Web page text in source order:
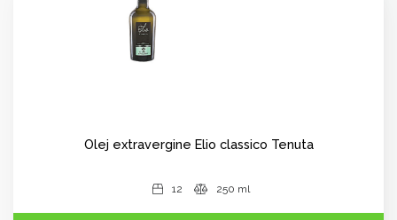
Olej extravergine Elio classico Tenuta
12 250 ml